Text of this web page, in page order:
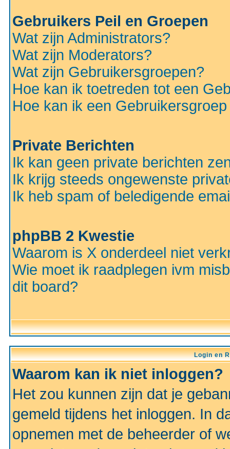
Gebruikers Peil en Groepen
Wat zijn Administrators?
Wat zijn Moderators?
Wat zijn Gebruikersgroepen?
Hoe kan ik toetreden tot een
Hoe kan ik een
Private Berichten
Ik kan geen private berichten
Ik krijg steeds ongewenste
Ik heb spam of beledigende
phpBB 2 Kwestie
Waarom is X onderdeel niet
Wie moet ik raadplegen ivm
dit board?
Login en
Waarom kan ik niet inloggen?
Het zou kunnen zijn dat je
gemeld tijdens het inloggen. In
opnemen met de beheerder of